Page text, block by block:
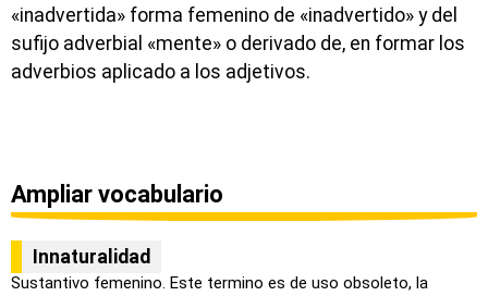
«inadvertida» forma femenino de «inadvertido» y del
sufijo adverbial «mente» o derivado de, en formar los
adverbios aplicado a los adjetivos.
Ampliar vocabulario
Innaturalidad
Sustantivo femenino. Este termino es de uso obsoleto, la